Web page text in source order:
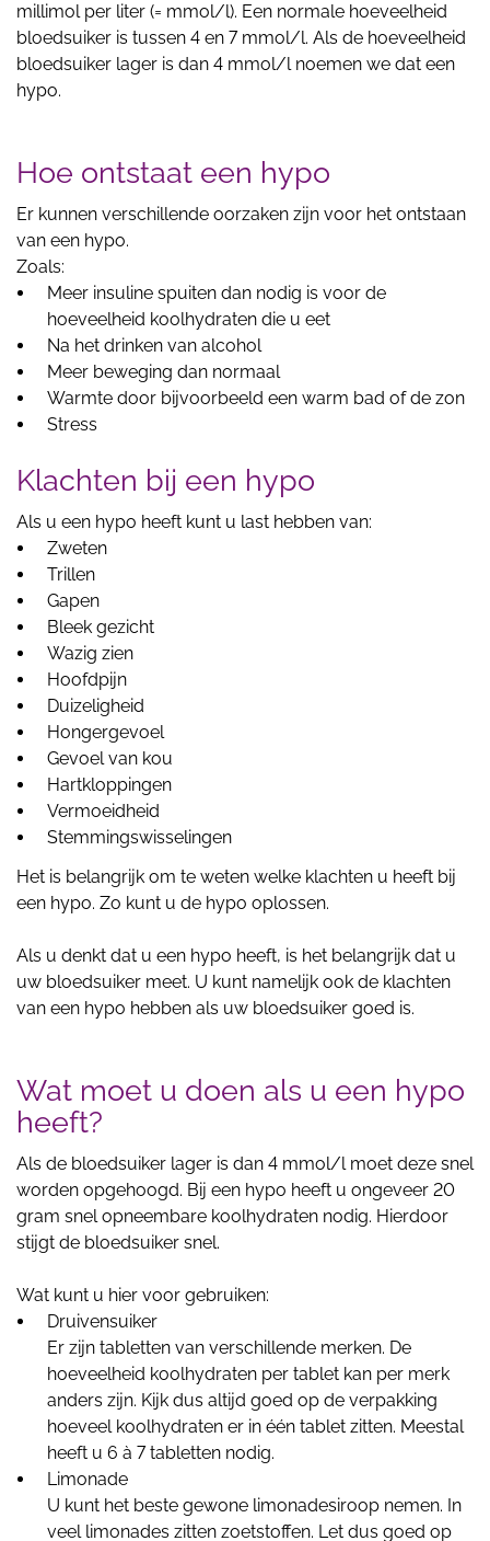
millimol per liter (= mmol/l). Een normale hoeveelheid
bloedsuiker is tussen 4 en 7 mmol/l. Als de hoeveelheid
bloedsuiker lager is dan 4 mmol/l noemen we dat een
hypo.
Hoe ontstaat een hypo
Er kunnen verschillende oorzaken zijn voor het ontstaan
van een hypo.
Zoals:
Meer insuline spuiten dan nodig is voor de
hoeveelheid koolhydraten die u eet
Na het drinken van alcohol
Meer beweging dan normaal
Warmte door bijvoorbeeld een warm bad of de zon
Stress
Klachten bij een hypo
Als u een hypo heeft kunt u last hebben van:
Zweten
Trillen
Gapen
Bleek gezicht
Wazig zien
Hoofdpijn
Duizeligheid
Hongergevoel
Gevoel van kou
Hartkloppingen
Vermoeidheid
Stemmingswisselingen
Het is belangrijk om te weten welke klachten u heeft bij
een hypo. Zo kunt u de hypo oplossen.
Als u denkt dat u een hypo heeft, is het belangrijk dat u
uw bloedsuiker meet. U kunt namelijk ook de klachten
van een hypo hebben als uw bloedsuiker goed is.
Wat moet u doen als u een hypo
heeft?
Als de bloedsuiker lager is dan 4 mmol/l moet deze snel
worden opgehoogd. Bij een hypo heeft u ongeveer 20
gram snel opneembare koolhydraten nodig. Hierdoor
stijgt de bloedsuiker snel.
Wat kunt u hier voor gebruiken:
Druivensuiker
Er zijn tabletten van verschillende merken. De
hoeveelheid koolhydraten per tablet kan per merk
anders zijn. Kijk dus altijd goed op de verpakking
hoeveel koolhydraten er in één tablet zitten. Meestal
heeft u 6 à 7 tabletten nodig.
Limonade
U kunt het beste gewone limonadesiroop nemen. In
veel limonades zitten zoetstoffen. Let dus goed op